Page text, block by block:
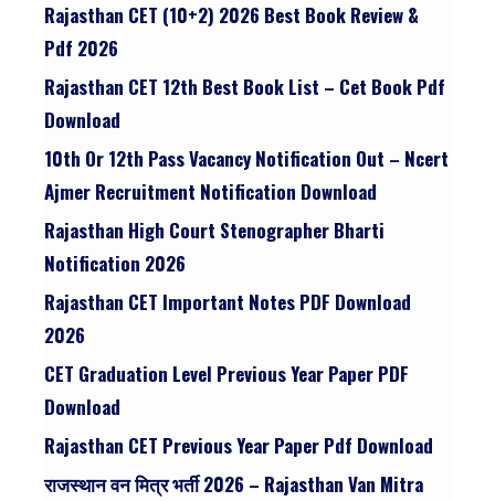
Rajasthan CET (10+2) 2026 Best Book Review &
Pdf 2026
Rajasthan CET 12th Best Book List – Cet Book Pdf
Download
10th Or 12th Pass Vacancy Notification Out – Ncert
Ajmer Recruitment Notification Download
Rajasthan High Court Stenographer Bharti
Notification 2026
Rajasthan CET Important Notes PDF Download
2026
CET Graduation Level Previous Year Paper PDF
Download
Rajasthan CET Previous Year Paper Pdf Download
राजस्थान वन मित्र भर्ती 2026 – Rajasthan Van Mitra